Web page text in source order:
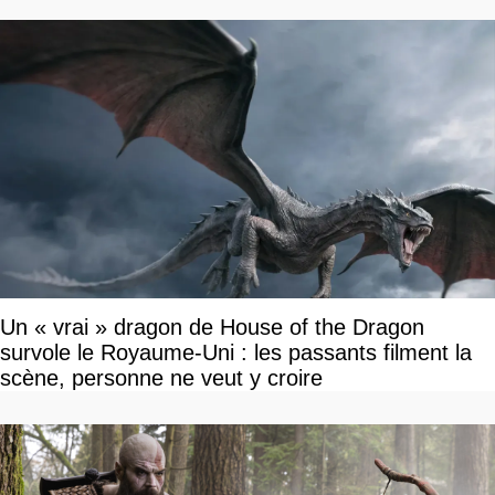
Un « vrai » dragon de House of the Dragon
survole le Royaume-Uni : les passants filment la
scène, personne ne veut y croire